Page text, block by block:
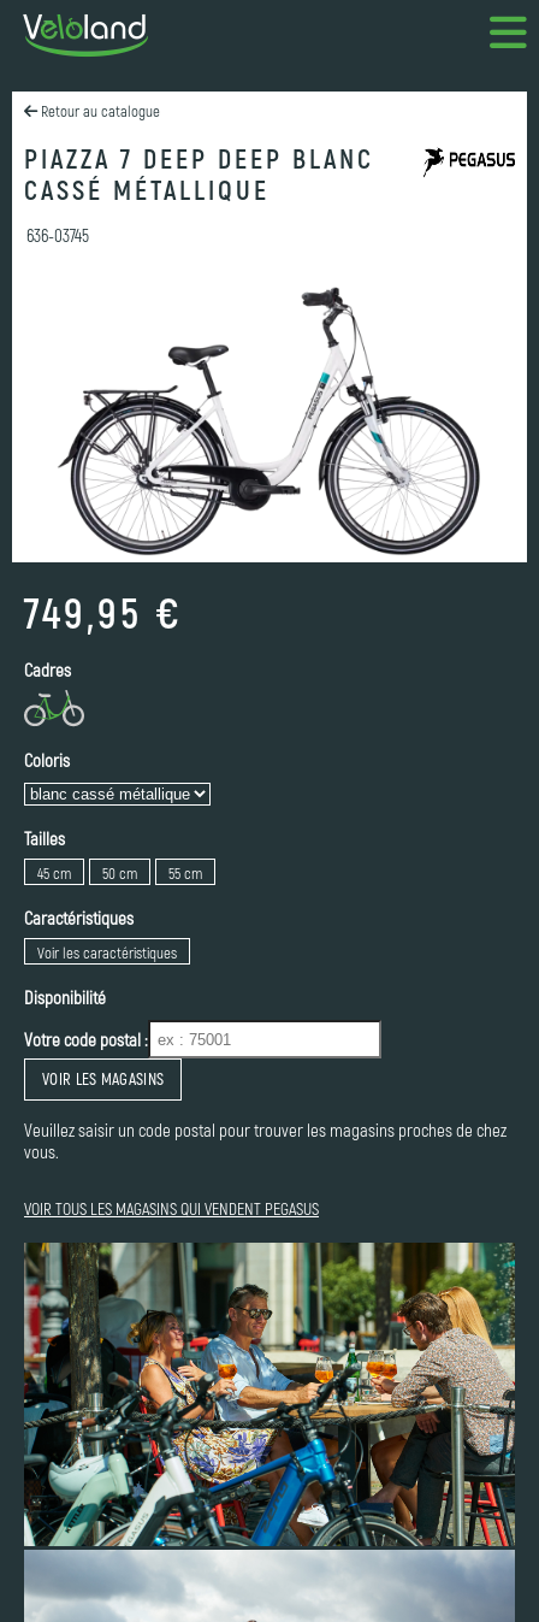
Retour au catalogue
PIAZZA 7 DEEP DEEP BLANC
CASSÉ MÉTALLIQUE
636-03745
749,95 €
Cadres
Coloris
Tailles
45 cm 50 cm 55 cm
Caractéristiques
Voir les caractéristiques
Disponibilité
Votre code postal :
VOIR LES MAGASINS
Veuillez saisir un code postal pour trouver les magasins proches de chez
vous.
VOIR TOUS LES MAGASINS QUI VENDENT PEGASUS